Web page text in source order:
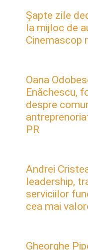
Șapte zile
la mijloc de
Cinemascop
Oana
Enăchescu,
despre
PR
Andrei
leadership,
serviciilor
cea mai
Gheorghe